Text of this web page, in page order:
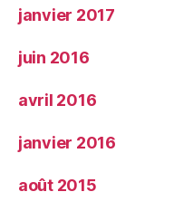
janvier 2017
juin 2016
avril 2016
janvier 2016
août 2015